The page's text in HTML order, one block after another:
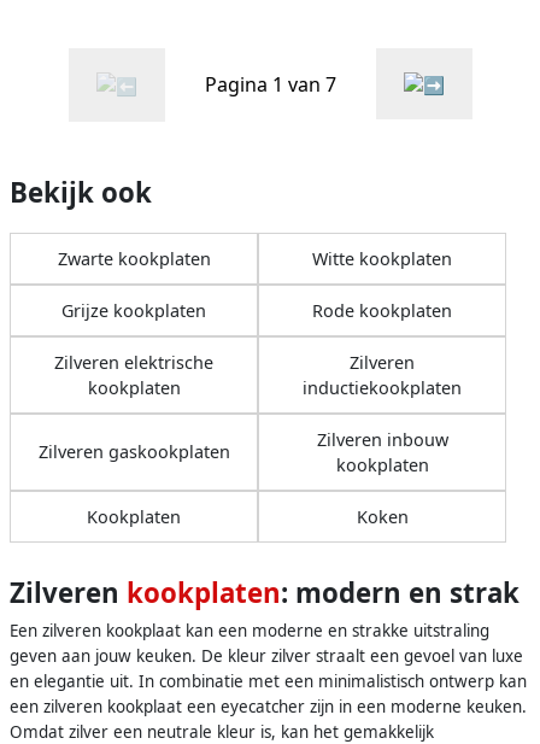
Pagina 1 van 7
Bekijk ook
Zwarte kookplaten Witte kookplaten
Grijze kookplaten Rode kookplaten
Zilveren elektrische
kookplaten
Zilveren
inductiekookplaten
Zilveren gaskookplaten
Zilveren inbouw
kookplaten
Kookplaten Koken
Zilveren kookplaten: modern en strak
Een zilveren kookplaat kan een moderne en strakke uitstraling
geven aan jouw keuken. De kleur zilver straalt een gevoel van luxe
en elegantie uit. In combinatie met een minimalistisch ontwerp kan
een zilveren kookplaat een eyecatcher zijn in een moderne keuken.
Omdat zilver een neutrale kleur is, kan het gemakkelijk